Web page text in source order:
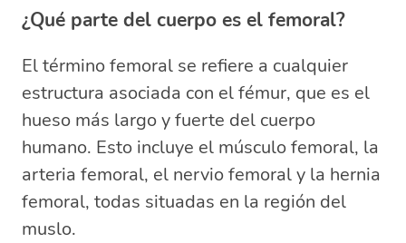
¿Qué parte del cuerpo es el femoral?
El término femoral se refiere a cualquier
estructura asociada con el fémur, que es el
hueso más largo y fuerte del cuerpo
humano. Esto incluye el músculo femoral, la
arteria femoral, el nervio femoral y la hernia
femoral, todas situadas en la región del
muslo.